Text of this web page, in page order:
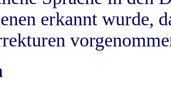
erkannt wurde,